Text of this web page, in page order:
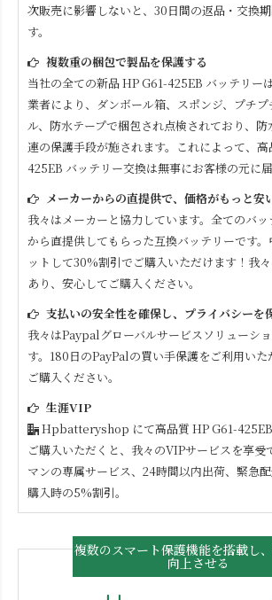
次販売に影響しないと、30日間の返品・交換
す。
複数重の梱包で製品を保護する
当社の全ての新品HP G61-425EB バッテリー
業者により、ダンボール箱、スポンジ、プチプ
ル、防水テープで梱包され点検されており、
連の保護手段が施されます。これによって、高
425EB バッテリー交換は無事にお客様の元に届
メーカーからの直提供で、価格がもっと安
我々はメーカーと協力しています。全てのバ
から直提供してもらった互換バッテリーです
ットして30%割引でご購入いただけます！我
あり、安心してご購入ください。
支払いの安全性を確保し、プライバシーを
我々はPaypalグローバルサービスソリューシ
す。180日のPayPalの買い手保護をご利用いた
ご購入ください。
生涯VIP
Hpbatteryshop にて高品質 HP G61-425EB
ご購入いただくと、我々のVIPサービスを享受
マンの専属サービス、24時間以内出荷、緊急
購入時の5%割引。
複数のスマート保護機能を搭載し
向上させる